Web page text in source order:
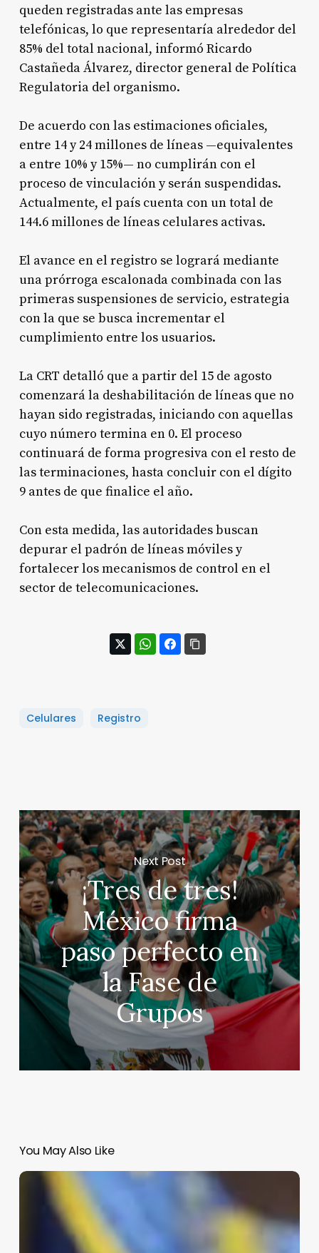
queden registradas ante las empresas
telefónicas, lo que representaría alrededor del
85% del total nacional, informó Ricardo
Castañeda Álvarez, director general de Política
Regulatoria del organismo.
De acuerdo con las estimaciones oficiales,
entre 14 y 24 millones de líneas —equivalentes
a entre 10% y 15%— no cumplirán con el
proceso de vinculación y serán suspendidas.
Actualmente, el país cuenta con un total de
144.6 millones de líneas celulares activas.
El avance en el registro se logrará mediante
una prórroga escalonada combinada con las
primeras suspensiones de servicio, estrategia
con la que se busca incrementar el
cumplimiento entre los usuarios.
La CRT detalló que a partir del 15 de agosto
comenzará la deshabilitación de líneas que no
hayan sido registradas, iniciando con aquellas
cuyo número termina en 0. El proceso
continuará de forma progresiva con el resto de
las terminaciones, hasta concluir con el dígito
9 antes de que finalice el año.
Con esta medida, las autoridades buscan
depurar el padrón de líneas móviles y
fortalecer los mecanismos de control en el
sector de telecomunicaciones.
Celulares Registro
Next Post
¡Tres de tres!
México firma
paso perfecto en
la Fase de
Grupos
You May Also Like
Trump